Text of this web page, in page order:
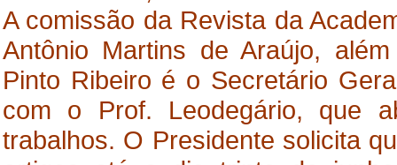
A comissão da Revista da
Antônio Martins de Araújo,
Pinto Ribeiro é o Secretário
com o Prof. Leodegário, que
trabalhos. O Presidente solicita